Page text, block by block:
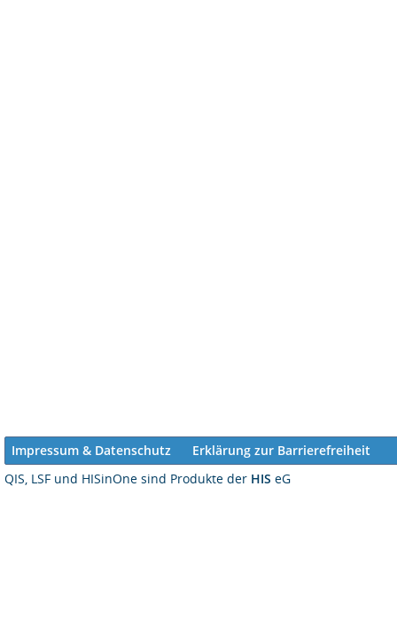
Impressum & Datenschutz
Erklärung zur Barrierefreiheit
QIS, LSF und HISinOne sind Produkte der HIS eG